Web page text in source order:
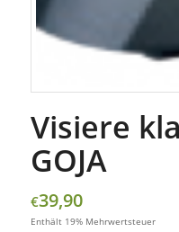
Visiere
GOJA
€39,90
Enthält 19% Mehrwertsteuer